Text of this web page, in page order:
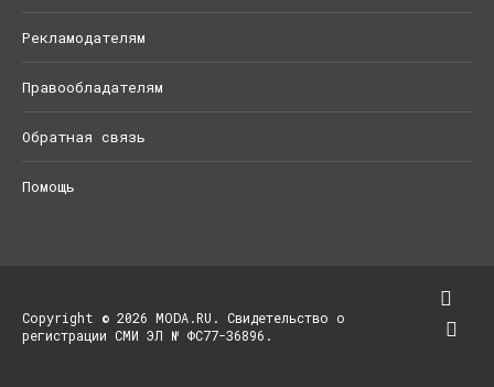
Рекламодателям
Правообладателям
Обратная связь
Помощь
Copyright © 2026 MODA.RU. Свидетельство о
регистрации СМИ ЭЛ № ФС77-36896.